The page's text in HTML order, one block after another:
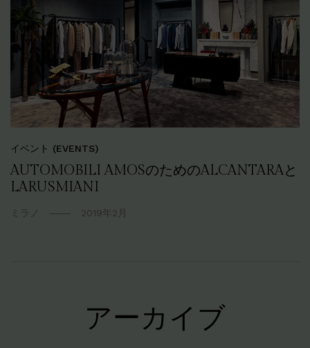
イベント (EVENTS)
AUTOMOBILI AMOSのためのALCANTARAと
LARUSMIANI
ミラノ 2019年2月
アーカイブ